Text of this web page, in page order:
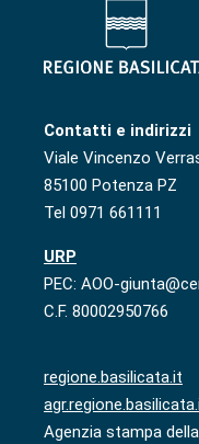
Contatti e indirizzi
Viale Vincenzo
85100 Potenza PZ
Tel 0971 661111
URP
PEC: AOO-
C.F. 80002950766
regione.basilicata.it
Agenzia stampa della